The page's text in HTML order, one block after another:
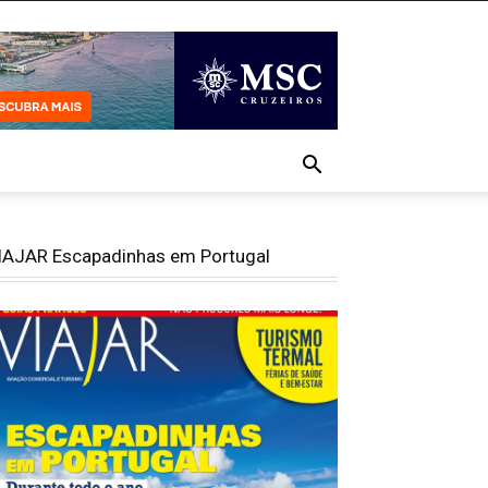
Escapadinhas em Portugal